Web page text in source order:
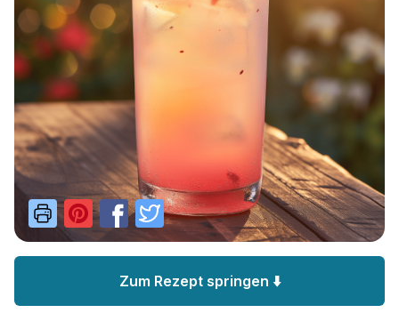
Zum Rezept springen ⬇️